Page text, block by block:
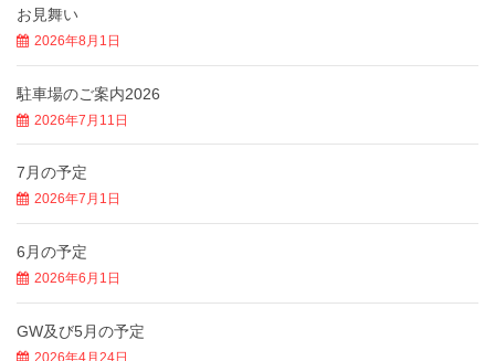
お見舞い
2026年8月1日
駐車場のご案内2026
2026年7月11日
7月の予定
2026年7月1日
6月の予定
2026年6月1日
GW及び5月の予定
2026年4月24日